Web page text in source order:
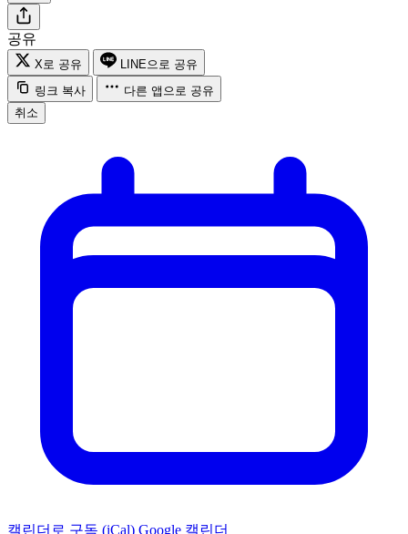
공유
X로 공유
LINE으로 공유
링크 복사
다른 앱으로 공유
취소
캘린더로 구독 (iCal) Google 캘린더